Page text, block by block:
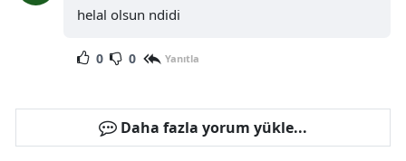
helal olsun ndidi
0 0 Yanıtla
Daha fazla yorum yükle...